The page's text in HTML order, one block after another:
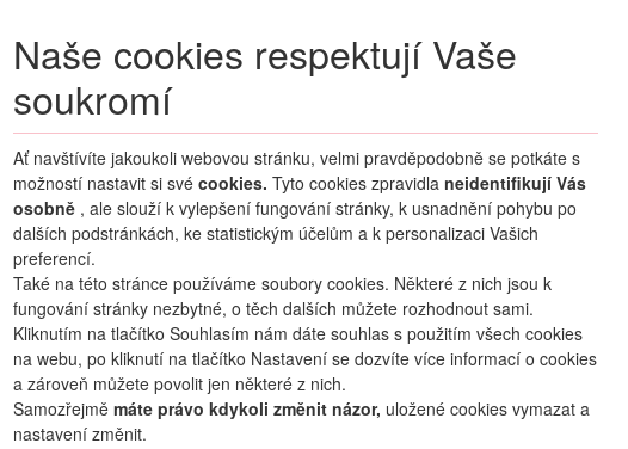
MojePřihlášení
Naše cookies respektují Vaše
soukromí
Ať navštívíte jakoukoli webovou stránku, velmi pravděpodobně se potkáte s
možností nastavit si své cookies. Tyto cookies zpravidla neidentifikují Vás
osobně , ale slouží k vylepšení fungování stránky, k usnadnění pohybu po
dalších podstránkách, ke statistickým účelům a k personalizaci Vašich
preferencí.
Také na této stránce používáme soubory cookies. Některé z nich jsou k
fungování stránky nezbytné, o těch dalších můžete rozhodnout sami.
Kliknutím na tlačítko Souhlasím nám dáte souhlas s použitím všech cookies
na webu, po kliknutí na tlačítko Nastavení se dozvíte více informací o cookies
a zároveň můžete povolit jen některé z nich.
Samozřejmě máte právo kdykoli změnit názor, uložené cookies vymazat a
nastavení změnit.
PREMIUM CLUB
osob
2 + 0 HLEDAT ZÁJEZDY
mapa oblíbené sdílet